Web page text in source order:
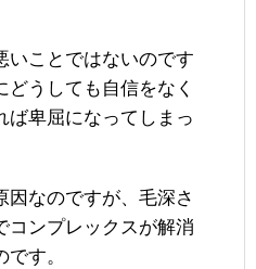
いことではないのです
うしても自信をなく
ば卑屈になってしまっ
因なのですが、毛深さ
コンプレックスが解消
す。